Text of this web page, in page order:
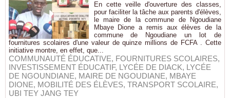
En cette veille d'ouverture des classes,
pour faciliter la tâche aux parents d'élèves,
le maire de la commune de Ngoudiane
Mbaye Dione a remis aux élèves de la
commune de Ngoudiane un lot de
fournitures scolaires d'une valeur de quinze millions de FCFA . Cette
initiative montre, en effet, que...
COMMUNAUTÉ ÉDUCATIVE, FOURNITURES SCOLAIRES,
INVESTISSEMENT ÉDUCATIF, LYCÉE DE DIACK, LYCÉE
DE NGOUNDIANE, MAIRE DE NGOUDIANE, MBAYE
DIONE, MOBILITÉ DES ÉLÈVES, TRANSPORT SCOLAIRE,
UBI TEY JANG TEY